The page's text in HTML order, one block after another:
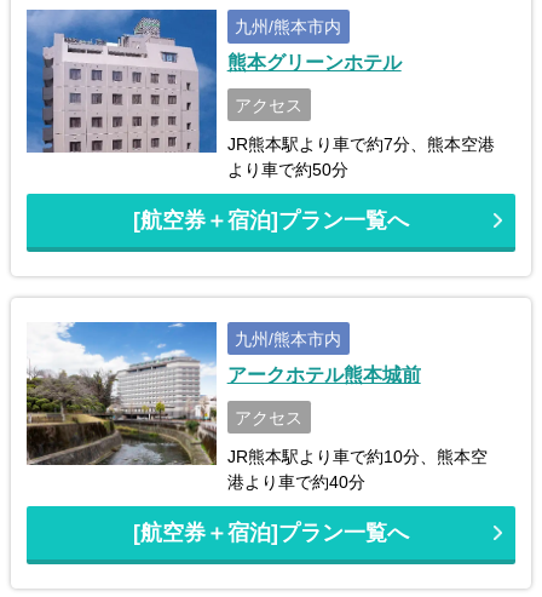
九州/熊本市内
熊本グリーンホテル
アクセス
JR熊本駅より車で約7分、熊本空港
より車で約50分
[航空券＋宿泊]プラン一覧へ
九州/熊本市内
アークホテル熊本城前
アクセス
JR熊本駅より車で約10分、熊本空
港より車で約40分
[航空券＋宿泊]プラン一覧へ